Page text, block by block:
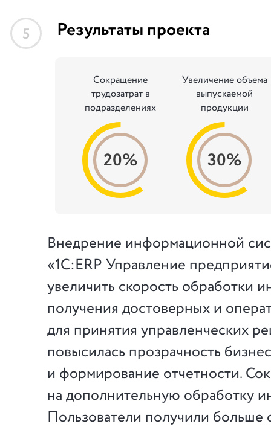
5 Результаты проекта
Сокращение
трудозатрат в
подразделениях
20%
Увеличение объема
выпускаемой
продукции
30%
Внедрение информационной
«1С:ERP Управление
увеличить скорость обработки
получения достоверных и
для принятия управленческих
повысилась прозрачность
и формирование отчетности.
на дополнительную обработку
Пользователи получили больше